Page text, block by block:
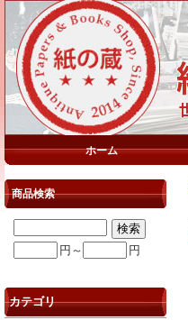
ホーム
商品検索
円～ 円
カテゴリ